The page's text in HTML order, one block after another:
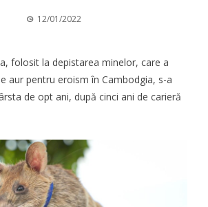
12/01/2022
folosit la depistarea minelor, care a
aur pentru eroism în Cambodgia, s-a
de opt ani, după cinci ani de carieră